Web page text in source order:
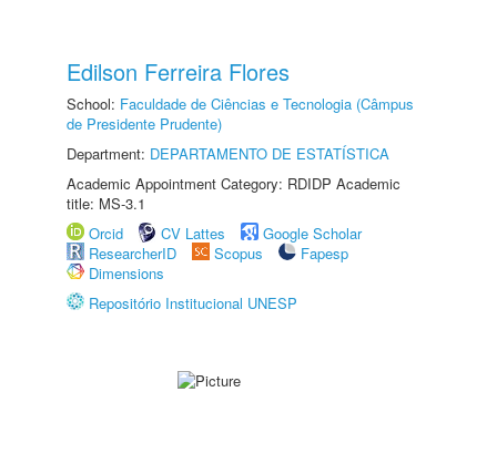
Edilson Ferreira Flores
School: Faculdade de Ciências e Tecnologia (Câmpus
de Presidente Prudente)
Department: DEPARTAMENTO DE ESTATÍSTICA
Academic Appointment Category: RDIDP Academic
title: MS-3.1
Orcid
CV Lattes
Google Scholar
ResearcherID
Scopus
Fapesp
Dimensions
Repositório Institucional UNESP